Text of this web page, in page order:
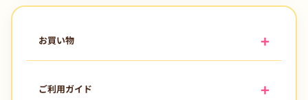
お買い物
ご利用ガイド